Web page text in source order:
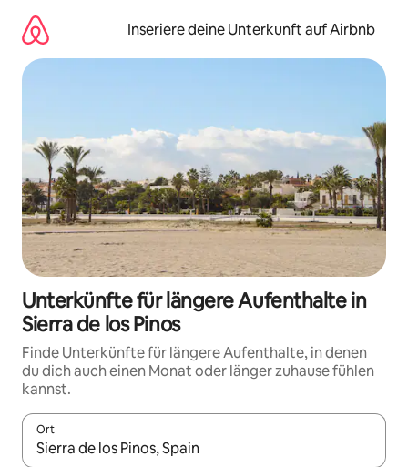
Inhalten
springen
Inseriere deine Unterkunft auf Airbnb
Unterkünfte für längere Aufenthalte in
Sierra de los Pinos
Finde Unterkünfte für längere Aufenthalte, in denen
du dich auch einen Monat oder länger zuhause fühlen
kannst.
Ort
Wenn Ergebnisse verfügbar sind, navigiere mit den